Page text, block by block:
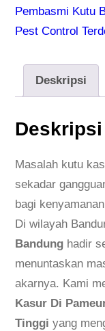
Pembasmi Kutu
Pest Control
Deskripsi
Deskripsi
Masalah kutu
sekadar
bagi
Di wilayah
Bandung hadir
menuntaskan
akarnya. Kami
Kasur Di
Tinggi yang